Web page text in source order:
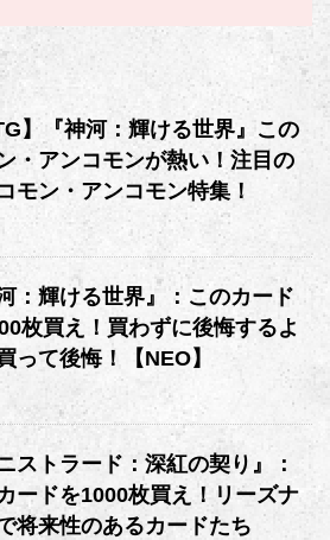
】『神河：輝ける世界』この
・アンコモンが熱い！注目の
モン・アンコモン特集！
河：輝ける世界』：このカード
枚買え！買わずに後悔するよ
って後悔！【NEO】
ニストラード：深紅の契り』：
ードを1000枚買え！リーズナ
将来性のあるカードたち